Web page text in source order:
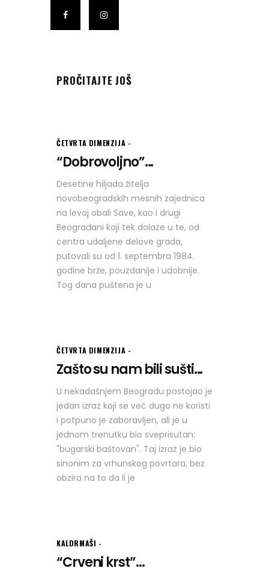
PROČITAJTE JOŠ
ČETVRTA DIMENZIJA
“Dobrovoljno”...
Desetine hiljada žitelja
novobeogradskih mesnih zajednica
na levoj obali Save, kao i drugi
Beograđani koji tek dolaze u te, od
centra udaljene delove grada,
putovali su od 1. septembra 1984.
godine brže, pouzdanije i udobnije.
Tog dana puštena je u
ČETVRTA DIMENZIJA
Zašto su nam bili sušti...
U nekadašnjem Beogradu postojao je
jedan izraz koji se već dugo ne koristi
i potpuno je zaboravljen, ali je u
jednom trenutku bio sveprisutan:
"bugarski baštovan". Taj izraz je bio
sinonim za vrhunskog povrtara, bez
obzira na to da li je
KALDRMAŠI
“Crveni krst”...